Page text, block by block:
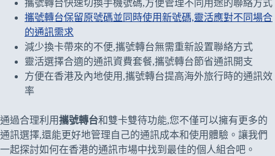
攜號轉台快速切換手機號碼,方便管理不同用途的聯絡方式
攜號轉台保留原號碼並同時使用新號碼,靈活應對不同場合
的通訊需求
減少換卡帶來的不便,攜號轉台無需重新設置聯絡方式
靈活選擇合適的通訊資費套餐,攜號轉台節省通訊開支
方便在香港及內地使用,攜號轉台提高海外旅行時的通訊效
率
通過合理利用攜號轉台和雙卡雙待功能,您不僅可以擁有更多的
通訊選擇,還能更好地管理自己的通訊成本和使用體驗。讓我們
一起探討如何在香港的通訊市場中找到最佳的個人組合吧。